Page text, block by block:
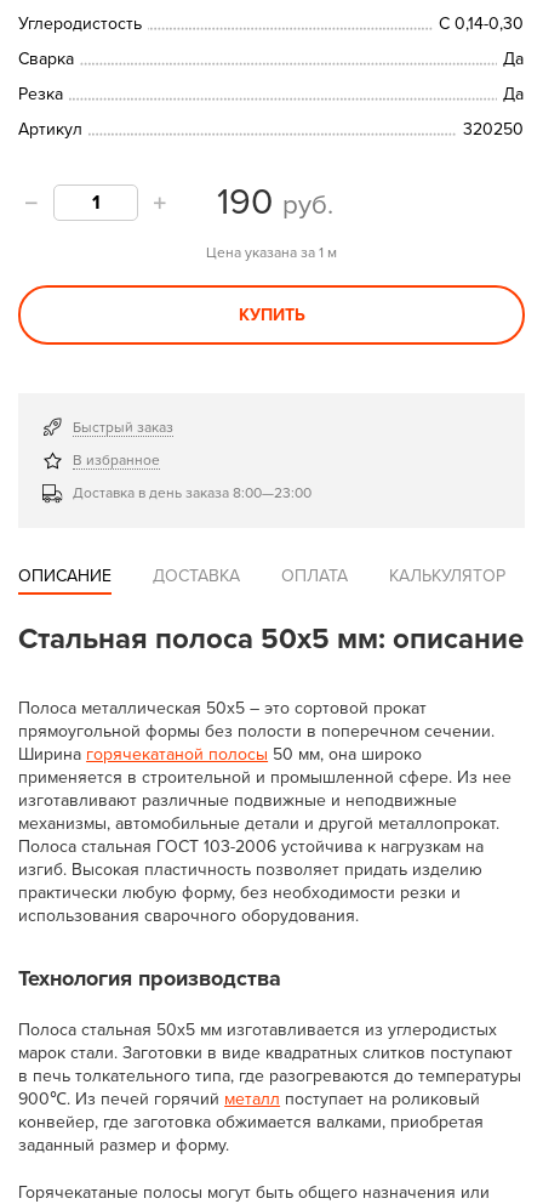
Углеродистость
C 0,14-0,30
Сварка
Да
Резка
Да
Артикул
320250
190 руб.
Цена указана за 1 м
КУПИТЬ
Быстрый заказ
В избранное
Доставка в день заказа 8:00—23:00
ОПИСАНИЕ ДОСТАВКА ОПЛАТА КАЛЬКУЛЯТОР
Стальная полоса 50x5 мм: описание
Полоса металлическая 50х5 – это сортовой прокат
прямоугольной формы без полости в поперечном сечении.
Ширина горячекатаной полосы 50 мм, она широко
применяется в строительной и промышленной сфере. Из нее
изготавливают различные подвижные и неподвижные
механизмы, автомобильные детали и другой металлопрокат.
Полоса стальная ГОСТ 103-2006 устойчива к нагрузкам на
изгиб. Высокая пластичность позволяет придать изделию
практически любую форму, без необходимости резки и
использования сварочного оборудования.
Технология производства
Полоса стальная 50х5 мм изготавливается из углеродистых
марок стали. Заготовки в виде квадратных слитков поступают
в печь толкательного типа, где разогреваются до температуры
900℃. Из печей горячий металл поступает на роликовый
конвейер, где заготовка обжимается валками, приобретая
заданный размер и форму.
Горячекатаные полосы могут быть общего назначения или